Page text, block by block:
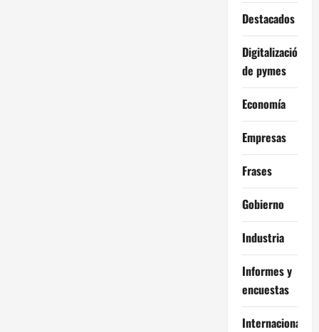
Destacados
Digitalización
de pymes
Economía
Empresas
Frases
Gobierno
Industria
Informes y
encuestas
Internacional